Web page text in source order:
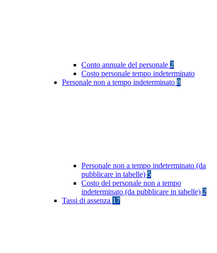
Conto annuale del personale 2
Costo personale tempo indeterminato
Personale non a tempo indeterminato 8
Personale non a tempo indeterminato (da
pubblicare in tabelle) 5
Costo del personale non a tempo
indeterminato (da pubblicare in tabelle) 2
Tassi di assenza 17